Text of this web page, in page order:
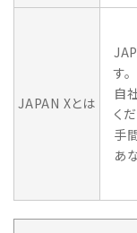
JAPAN Xとは
す。
自
く
手
あ